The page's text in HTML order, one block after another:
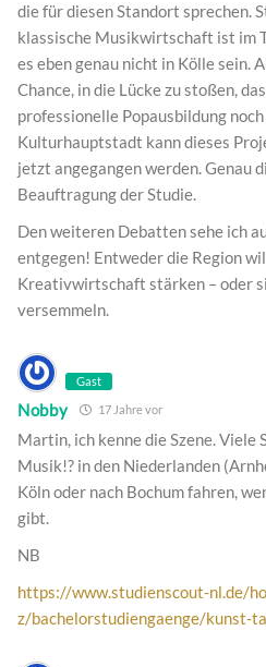
die für diesen Standort sprechen.
klassische Musikwirtschaft ist im
es eben genau nicht in Kölle sein.
Chance, in die Lücke zu stoßen,
professionelle Popausbildung
Kulturhauptstadt kann dieses
jetzt angegangen werden. Genau
Beauftragung der Studie.
Den weiteren Debatten sehe ich
entgegen! Entweder die Region
Kreativwirtschaft stärken – oder
versemmeln.
Gast
Nobby 17 Jahre vor
Martin, ich kenne die Szene. Viele
Musik!? in den Niederlanden
Köln oder nach Bochum fahren,
gibt.
NB
https://www.studienscout-nl.de/
z/bachelorstudiengaenge/kunst-